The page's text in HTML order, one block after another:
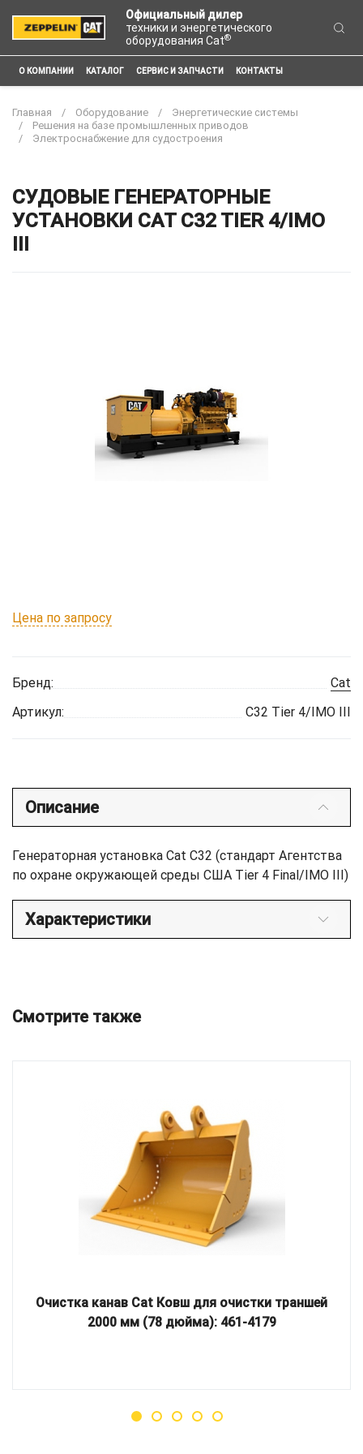
Официальный дилер
техники и энергетического
оборудования Cat®
О КОМПАНИИ КАТАЛОГ СЕРВИС И ЗАПЧАСТИ КОНТАКТЫ
Главная Оборудование
Энергетические системы
Решения на базе промышленных приводов
Электроснабжение для судостроения
СУДОВЫЕ ГЕНЕРАТОРНЫЕ
УСТАНОВКИ CAT C32 TIER 4/IMO
III
Цена по запросу
Бренд:
Cat
Артикул:
C32 Tier 4/IMO III
Описание
Генераторная установка Cat C32 (стандарт Агентства
по охране окружающей среды США Tier 4 Final/IMO III)
Характеристики
Смотрите также
Очистка канав Cat Ковш для очистки траншей
2000 мм (78 дюйма): 461-4179